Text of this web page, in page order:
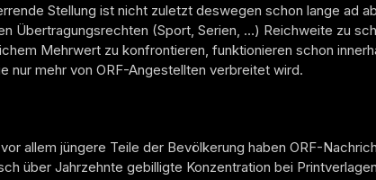
Stellung ist nicht zuletzt deswegen schon lange ad
Übertragungsrechten (Sport, Serien, …) Reichweite zu
Mehrwert zu konfrontieren, funktionieren schon
nur mehr von ORF-Angestellten verbreitet wird.
allem jüngere Teile der Bevölkerung haben ORF-
über Jahrzehnte gebilligte Konzentration bei